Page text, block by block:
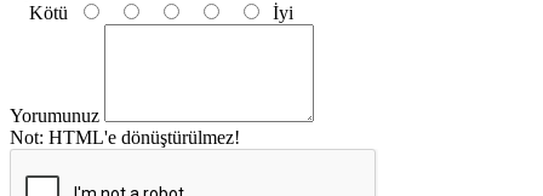
Kötü
İyi
Yorumunuz
Not: HTML'e dönüştürülmez!